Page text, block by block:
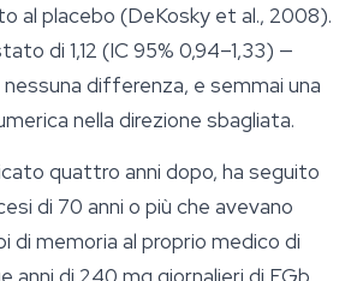
al placebo (DeKosky et al., 2008).
di 1,12 (IC 95% 0,94–1,33) —
differenza, e semmai una
nella direzione sbagliata.
quattro anni dopo, ha seguito
di 70 anni o più che avevano
di memoria al proprio medico di